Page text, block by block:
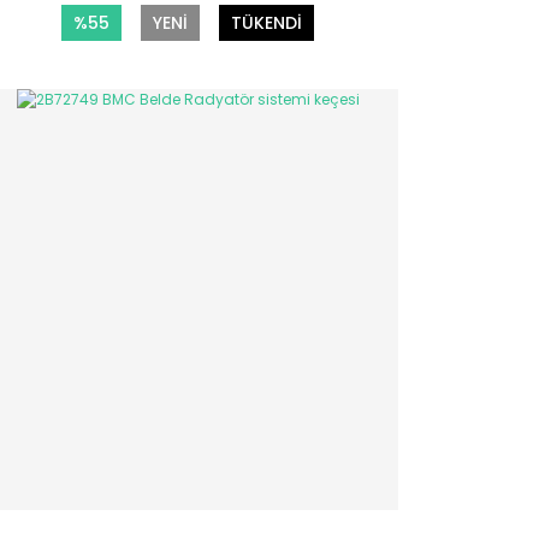
%55 YENİ TÜKENDİ